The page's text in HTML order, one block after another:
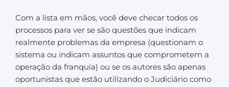
Com a lista em mãos, você deve checar todos os
processos para ver se são questões que indicam
realmente problemas da empresa (questionam o
sistema ou indicam assuntos que comprometem a
operação da franquia) ou se os autores são apenas
oportunistas que estão utilizando o Judiciário como